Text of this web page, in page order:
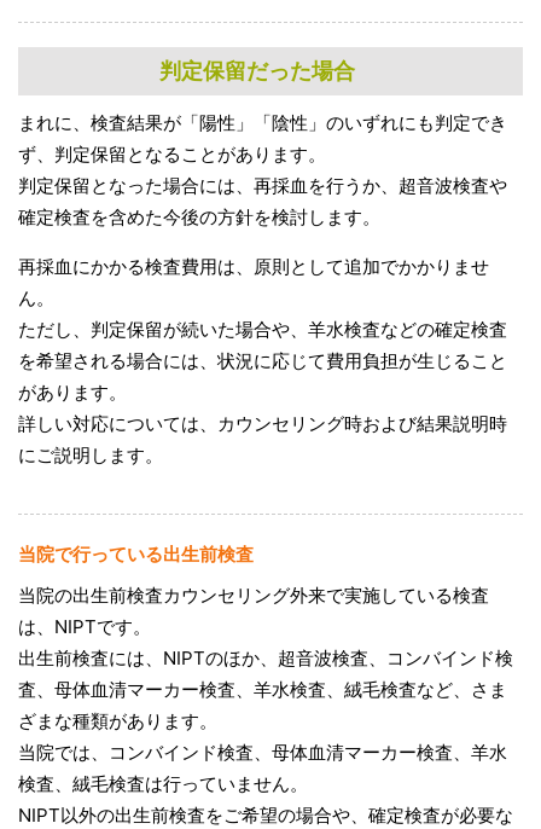
判定保留だった場合
まれに、検査結果が「陽性」「陰性」のいずれにも判定でき
ず、判定保留となることがあります。
判定保留となった場合には、再採血を行うか、超音波検査や
確定検査を含めた今後の方針を検討します。
再採血にかかる検査費用は、原則として追加でかかりませ
ん。
ただし、判定保留が続いた場合や、羊水検査などの確定検査
を希望される場合には、状況に応じて費用負担が生じること
があります。
詳しい対応については、カウンセリング時および結果説明時
にご説明します。
当院で行っている出生前検査
当院の出生前検査カウンセリング外来で実施している検査
は、NIPTです。
出生前検査には、NIPTのほか、超音波検査、コンバインド検
査、母体血清マーカー検査、羊水検査、絨毛検査など、さま
ざまな種類があります。
当院では、コンバインド検査、母体血清マーカー検査、羊水
検査、絨毛検査は行っていません。
NIPT以外の出生前検査をご希望の場合や、確定検査が必要な